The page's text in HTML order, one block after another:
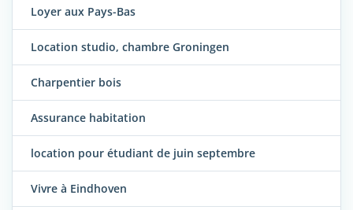
Loyer aux Pays-Bas
Location studio, chambre Groningen
Charpentier bois
Assurance habitation
location pour étudiant de juin septembre
Vivre à Eindhoven